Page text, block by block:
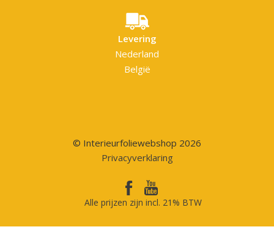
Levering
Nederland
België
© Interieurfoliewebshop 2026
Privacyverklaring
Alle prijzen zijn incl. 21% BTW